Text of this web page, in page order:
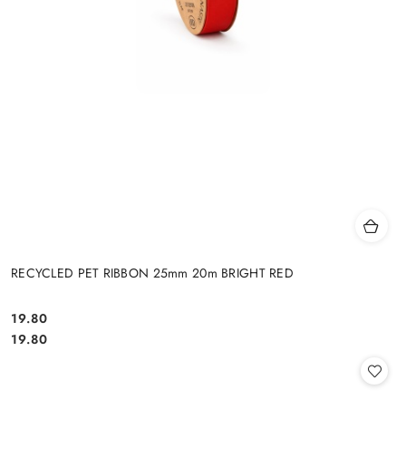
RECYCLED PET RIBBON 25mm 20m BRIGHT RED
Cena:
19.80
Cena:
19.80